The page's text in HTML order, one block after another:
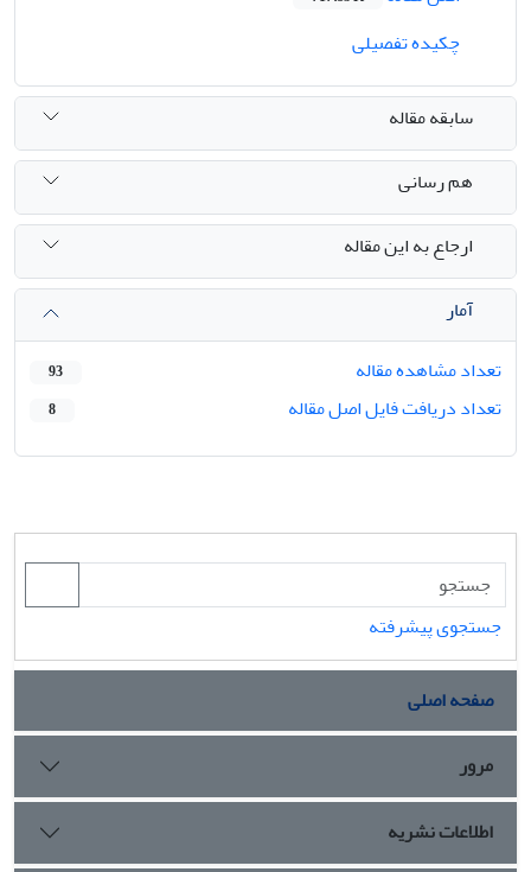
چکیده تفصیلی
سابقه مقاله
هم رسانی
ارجاع به این مقاله
آمار
تعداد مشاهده مقاله
93
تعداد دریافت فایل اصل مقاله 8
جستجوی پیشرفته
صفحه اصلی
مرور
اطلاعات نشریه